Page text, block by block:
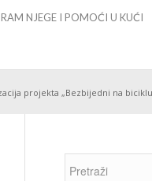
NJEGE I POMOĆI U KUĆI
projekta „Bezbijedni na